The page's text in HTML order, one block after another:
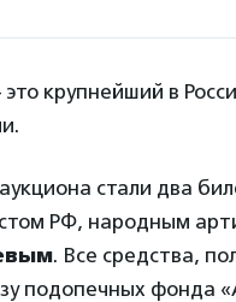
крупнейший в
стали два
РФ, народным
. Все средства,
подопечных фонда